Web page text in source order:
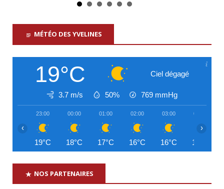
MÉTÉO DES YVELINES
19°C Ciel dégagé
3.7 m/s 50% 769 mmHg
23:00
19°C
00:00
18°C
01:00
17°C
02:00
16°C
03:00
16°C
04:00
15°C
‹ ›
NOS PARTENAIRES